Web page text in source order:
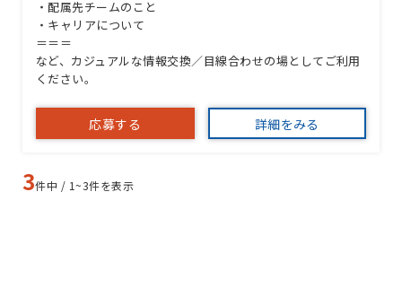
・配属先チームのこと
・キャリアについて
＝＝＝
など、カジュアルな情報交換／目線合わせの場としてご利用
ください。
応募する 詳細をみる
3件中 / 1~3件を表示